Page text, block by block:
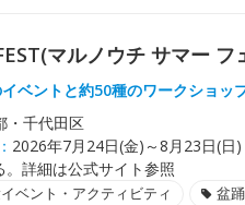
マルノウチ サマー フ
ベントと約50種のワークショッ
・千代田区
2026年7月24日(金)～8月23日(
。詳細は公式サイト参照
ベント・アクティビティ 盆